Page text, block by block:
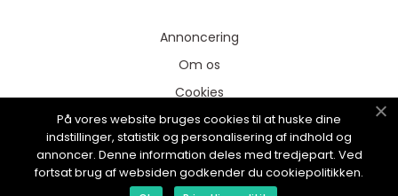
Annoncering
Om os
Cookies
Kontakt os
Sitemap
På vores website bruges cookies til at huske dine
indstillinger, statistik og personalisering af indhold og
annoncer. Denne information deles med tredjepart. Ved
fortsat brug af websiden godkender du cookiepolitikken.